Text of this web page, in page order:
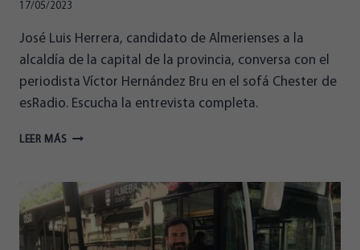
17/05/2023
José Luis Herrera, candidato de Almerienses a la
alcaldía de la capital de la provincia, conversa con el
periodista Víctor Hernández Bru en el sofá Chester de
esRadio. Escucha la entrevista completa.
LEER MÁS JOSÉ
CANDIDATO
LA
ALCALDÍA